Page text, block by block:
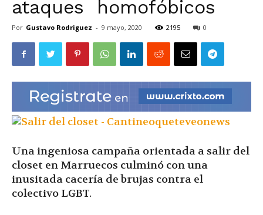
hoy
|
Ultima
ataques homofóbicos
Por Gustavo Rodriguez - 9 mayo, 2020 2195 0
Una ingeniosa campaña orientada a salir del
closet en Marruecos culminó con una
inusitada cacería de brujas contra el
colectivo LGBT.